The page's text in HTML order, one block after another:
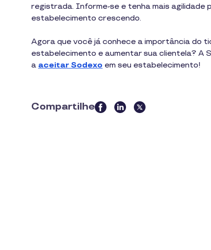
registrada. Informe-se e tenha mais
estabelecimento crescendo.
Agora que você já conhece a importância do
estabelecimento e aumentar sua clientela? A
a aceitar Sodexo em seu estabelecimento!
Compartilhe
this